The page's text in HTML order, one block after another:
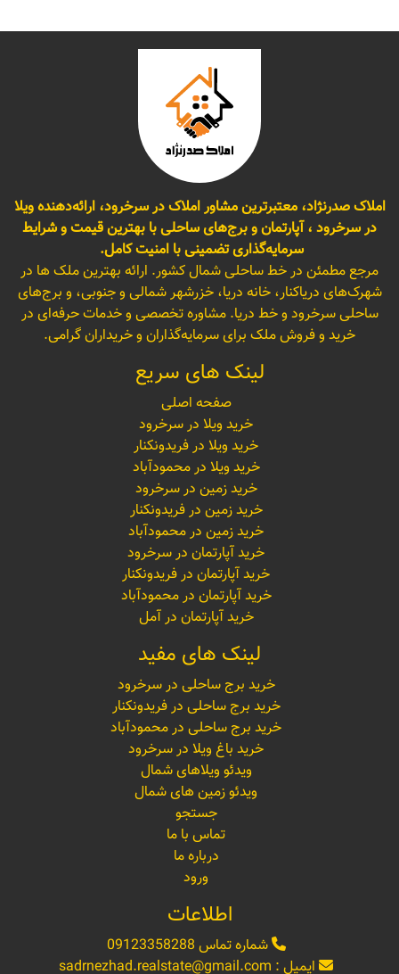
املاک صدرنژاد، معتبرترین مشاور املاک در سرخرود، ارائه‌دهنده ویلا
در سرخرود ، آپارتمان و برج‌های ساحلی با بهترین قیمت و شرایط
سرمایه‌گذاری تضمینی با امنیت کامل.
مرجع مطمئن در خط ساحلی شمال کشور. ارائه بهترین ملک ها در
شهرک‌های دریاکنار، خانه دریا، خزرشهر شمالی و جنوبی، و برج‌های
ساحلی سرخرود و خط دریا. مشاوره تخصصی و خدمات حرفه‌ای در
خرید و فروش ملک برای سرمایه‌گذاران و خریداران گرامی.
لینک های سریع
صفحه اصلی
خرید ویلا در سرخرود
خرید ویلا در فریدونکنار
خرید ویلا در محمودآباد
خرید زمین در سرخرود
خرید زمین در فریدونکنار
خرید زمین در محمودآباد
خرید آپارتمان در سرخرود
خرید آپارتمان در فریدونکنار
خرید آپارتمان در محمودآباد
خرید آپارتمان در آمل
لینک های مفید
خرید برج ساحلی در سرخرود
خرید برج ساحلی در فریدونکنار
خرید برج ساحلی در محمودآباد
خرید باغ ویلا در سرخرود
ویدئو ویلاهای شمال
ویدئو زمین های شمال
جستجو
تماس با ما
درباره ما
ورود
اطلاعات
شماره تماس 09123358288
ایمیل : sadrnezhad.realstate@gmail.com